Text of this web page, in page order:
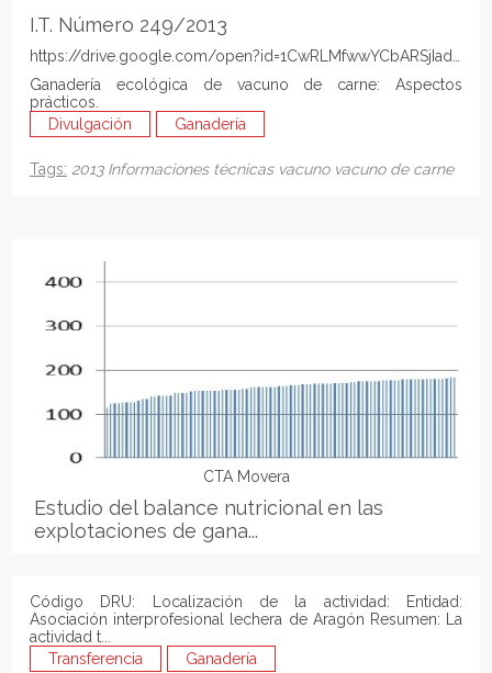
I.T. Número 249/2013
https://drive.google.com/
Ganadería ecológica de vacuno de carne: Aspectos
prácticos.
Divulgación
Ganadería
Tags: 2013 Informaciones técnicas vacuno vacuno de carne
CTA Movera
Estudio del balance nutricional en las
explotaciones de gana...
Código DRU: Localización de la actividad: Entidad:
Asociación interprofesional lechera de Aragón Resumen: La
actividad t...
Transferencia
Ganadería